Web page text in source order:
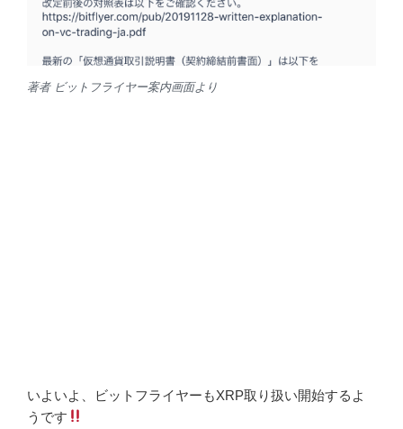
著者 ビットフライヤー案内画面より
いよいよ、ビットフライヤーもXRP取り扱い開始するよ
うです